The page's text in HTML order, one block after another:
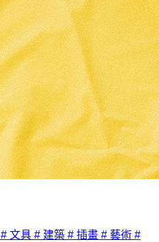
# 文具 # 建築 # 插畫 # 藝術 #